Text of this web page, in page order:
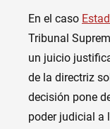
En el caso
Tribunal
un juicio
de la directriz
decisión pone
poder judicial a